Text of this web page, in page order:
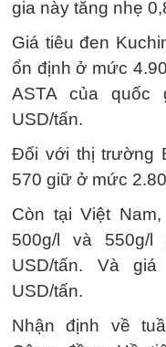
gia này tăng nhẹ
Giá tiêu đen
ổn định ở mức
ASTA của
USD/tấn.
Đối với thị trường
570 giữ ở mức
Còn tại Việt
500g/l và
USD/tấn. Và
USD/tấn.
Nhận định về